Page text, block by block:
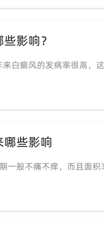
影响？
白癜风的发病率很高，
些影响
一般不痛不痒，而且面